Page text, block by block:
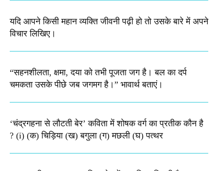
यदि आपने किसी महान व्यक्ति जीवनी पढ़ी हो तो उसके बारे में अपने
विचार लिखिए।
“सहनशीलता, क्षमा, दया को तभी पूजता जग है। बल का दर्प
चमकता उसके पीछे जब जगमग है।”​ भावार्थ बताएं।
‘चंद्रगहना से लौटती बेर’ कविता में शोषक वर्ग का प्रतीक कौन है
? (i) (क) चिड़िया (ख) बगुला (ग) मछली (घ) पत्थर